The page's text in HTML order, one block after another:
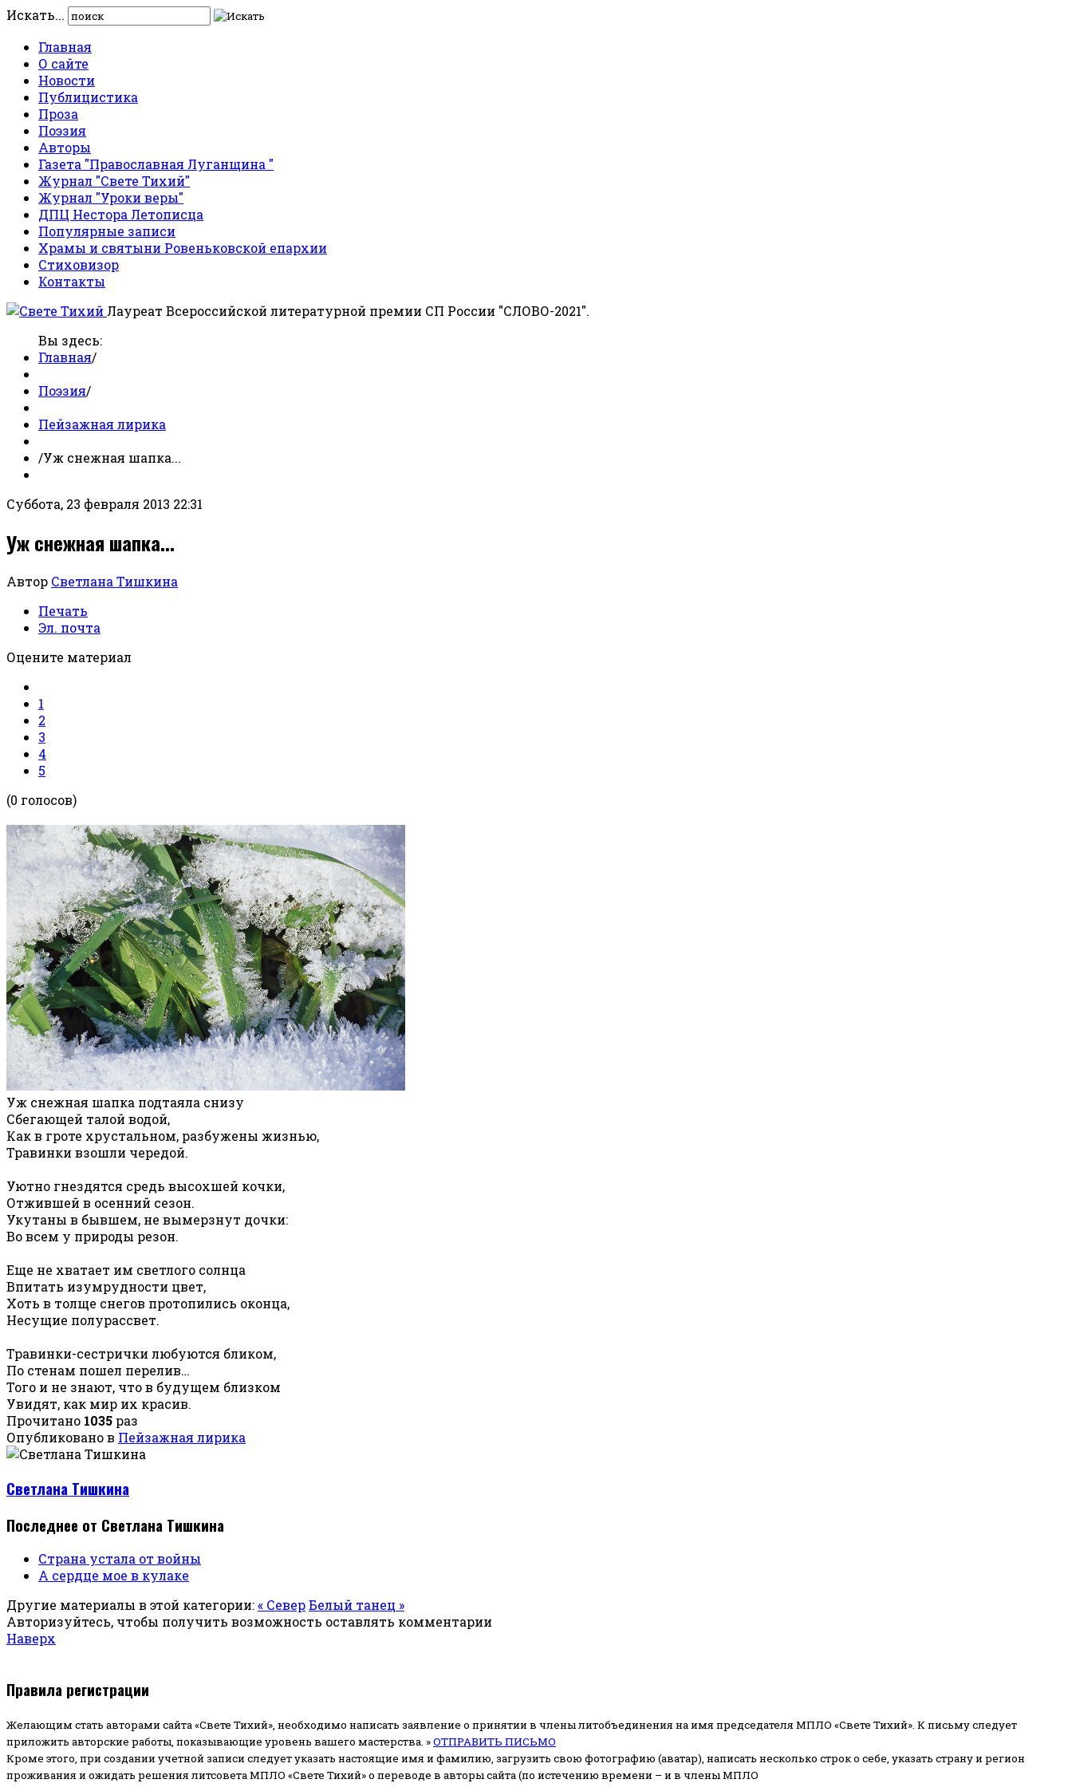
Искать...
Главная
О сайте
Новости
Публицистика
Проза
Поэзия
Авторы
Газета "Православная Луганщина "
Журнал "Свете Тихий"
Журнал "Уроки веры"
ДПЦ Нестора Летописца
Популярные записи
Храмы и святыни Ровеньковской епархии
Стиховизор
Контакты
Лауреат Всероссийской литературной премии СП России "СЛОВО-2021".
Вы здесь:
Главная/
Поэзия/
Пейзажная лирика
/Уж снежная шапка...
Суббота, 23 февраля 2013 22:31
Уж снежная шапка...
Автор Светлана Тишкина
Печать
Эл. почта
Оцените материал
1
2
3
4
5
(0 голосов)
Уж снежная шапка подтаяла снизу
Сбегающей талой водой,
Как в гроте хрустальном, разбужены жизнью,
Травинки взошли чередой.
Уютно гнездятся средь высохшей кочки,
Отжившей в осенний сезон.
Укутаны в бывшем, не вымерзнут дочки:
Во всем у природы резон.
Еще не хватает им светлого солнца
Впитать изумрудности цвет,
Хоть в толще снегов протопились оконца,
Несущие полурассвет.
Травинки-сестрички любуются бликом,
По стенам пошел перелив…
Того и не знают, что в будущем близком
Увидят, как мир их красив.
Прочитано 1035 раз
Опубликовано в Пейзажная лирика
Светлана Тишкина
Последнее от Светлана Тишкина
Страна устала от войны
А сердце мое в кулаке
Другие материалы в этой категории:« СеверБелый танец »
Авторизуйтесь, чтобы получить возможность оставлять комментарии
Наверх
Правила регистрации
Желающим стать авторами сайта «Свете Тихий», необходимо написать заявление о принятии в члены литобъединения на имя председателя МПЛО «Свете Тихий». К письму следует
приложить авторские работы, показывающие уровень вашего мастерства. »ОТПРАВИТЬ ПИСЬМО
Кроме этого, при создании учетной записи следует указать настоящие имя и фамилию, загрузить свою фотографию (аватар), написать несколько строк о себе, указать страну и регион
проживания и ожидать решения литсовета МПЛО «Свете Тихий» о переводе в авторы сайта (по истечению времени – и в члены МПЛО